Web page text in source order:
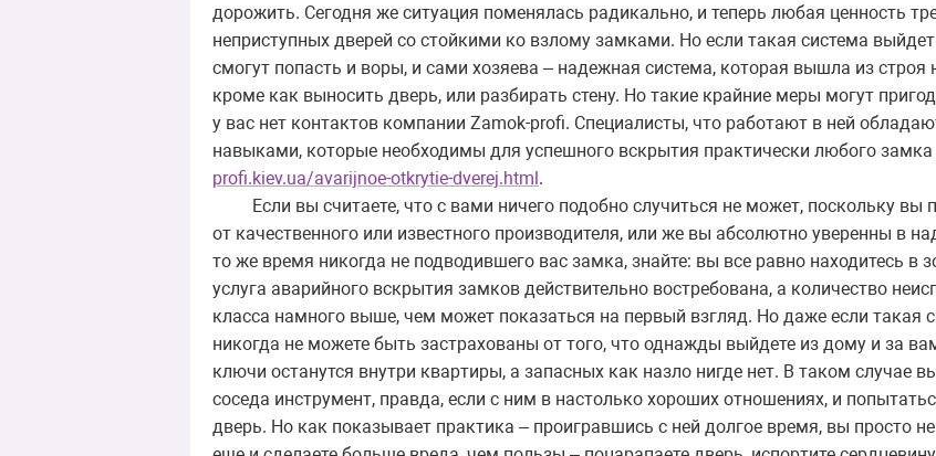
дорожить. Сегодня же ситуация поменялась радикально, и теперь любая ценность
неприступных дверей со стойкими ко взлому замками. Но если такая система выйдет
смогут попасть и воры, и сами хозяева – надежная система, которая вышла из строя
кроме как выносить дверь, или разбирать стену. Но такие крайние меры могут
у вас нет контактов компании Zamok-profi. Специалисты, что работают в ней
навыками, которые необходимы для успешного вскрытия практически любого замка
profi.kiev.ua/avarijnoe-otkrytie-dverej.html .
Если вы считаете, что с вами ничего подобно случиться не может, поскольку вы
от качественного или известного производителя, или же вы абсолютно уверенны в
то же время никогда не подводившего вас замка, знайте: вы все равно находитесь в
услуга аварийного вскрытия замков действительно востребована, а количество
класса намного выше, чем может показаться на первый взгляд. Но даже если такая
никогда не можете быть застрахованы от того, что однажды выйдете из дому и за
ключи останутся внутри квартиры, а запасных как назло нигде нет. В таком случае
соседа инструмент, правда, если с ним в настолько хороших отношениях, и
дверь. Но как показывает практика – проигравшись с ней долгое время, вы просто